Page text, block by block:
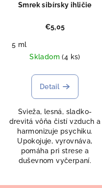
Smrek sibírsky ihličie
€5,05
5 ml
Skladom(4 ks)
Detail
Svieža, lesná, sladko-
drevitá vôňa čistí vzduch a
harmonizuje psychiku.
Upokojuje, vyrovnáva,
pomáha pri strese a
duševnom vyčerpaní.